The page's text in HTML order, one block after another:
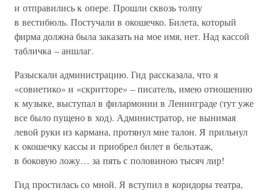
и отправились к опере. Прошли сквозь толпу
в вестибюль. Постучали в окошечко. Билета, который
фирма должна была заказать на мое имя, нет. Над кассой
табличка – аншлаг.
Разыскали администрацию. Гид рассказала, что я
«совиетико» и «скритторе» – писатель, имею отношению
к музыке, выступал в филармонии в Ленинграде (тут уже
все было пущено в ход). Администратор, не вынимая
левой руки из кармана, протянул мне талон. Я прильнул
к окошечку кассы и приобрел билет в бельэтаж,
в боковую ложу… за пять с половиною тысяч лир!
Гид простилась со мной. Я вступил в коридоры театра,